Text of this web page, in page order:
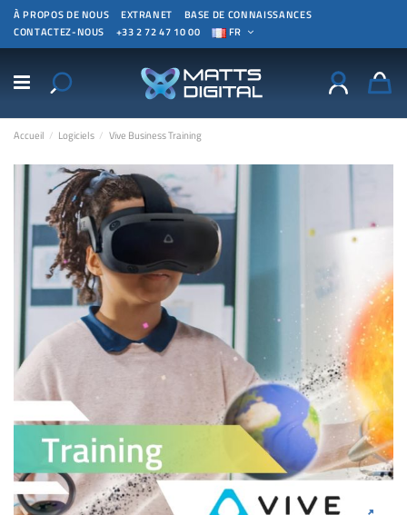
À PROPOS DE NOUS EXTRANET
BASE DE CONNAISSANCES
CONTACTEZ-NOUS
+33 2 72 47 10 00 FR
Accueil Logiciels Vive Business Training